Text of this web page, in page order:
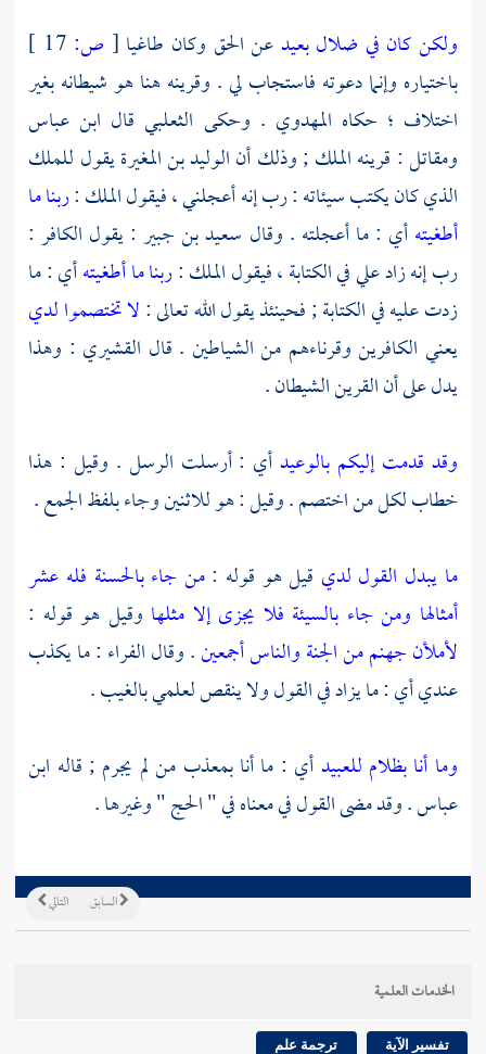
ولكن كان في ضلال بعيدعن الحق وكان طاغيا [ ص:
باختياره وإنما دعوته فاستجاب لي . وقرينه هنا هو شيطانه بغير
اختلاف ؛ حكاه المهدوي . وحكى الثعلبي قال ابن عباس
ومقاتل: قرينه الملك ; وذلك أنالوليد بن المغيرةيقول للملك
الذي كان يكتب سيئاته : رب إنه أعجلني ، فيقول الملك :ربنا ما
أطغيتهأي : ما أعجلته . وقال سعيد بن جبير : يقول الكافر :
رب إنه زاد علي في الكتابة ، فيقول الملك :ربنا ما أطغيتهأي : ما
زدت عليه في الكتابة ; فحينئذ يقول الله تعالى :لا تختصموا لدي
يعني الكافرين وقرناءهم من الشياطين . قال القشيري : وهذا
يدل على أن القرين الشيطان .
وقد قدمت إليكم بالوعيدأي : أرسلت الرسل . وقيل : هذا
خطاب لكل من اختصم . وقيل : هو للاثنين وجاء بلفظ الجمع .
ما يبدل القول لدي قيل هو قوله :من جاء بالحسنة فله عشر
أمثالها ومن جاء بالسيئة فلا يجزى إلا مثلها وقيل هو قوله :
لأملأن جهنم من الجنة والناس أجمعين. وقالالفراء : ما يكذب
عندي أي : ما يزاد في القول ولا ينقص لعلمي بالغيب .
وما أنا بظلام للعبيدأي : ما أنا بمعذب من لم يجرم ; قاله ابن
عباس. وقد مضى القول في معناه في " الحج " وغيرها .
التالي السابق
الخدمات العلمية
تفسير الآية ترجمة علم